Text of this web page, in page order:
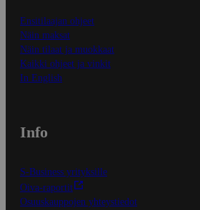
Ensitilaajan ohjeet
Näin maksat
Näin tilaat ja muokkaat
Kaikki ohjeet ja vinkit
In English
Info
S-Business yrityksille
Oiva-raportit
Osuuskauppojen yhteystiedot